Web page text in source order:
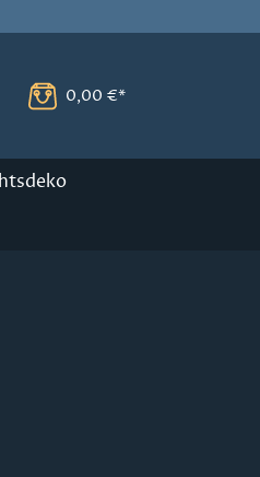
Produkte auf dem
0,00 €*